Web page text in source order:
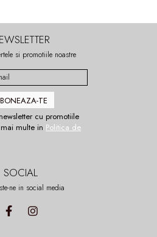
si promotiile noastre
cu promotiile
multe in Politica de
SOCIAL
ne in social media